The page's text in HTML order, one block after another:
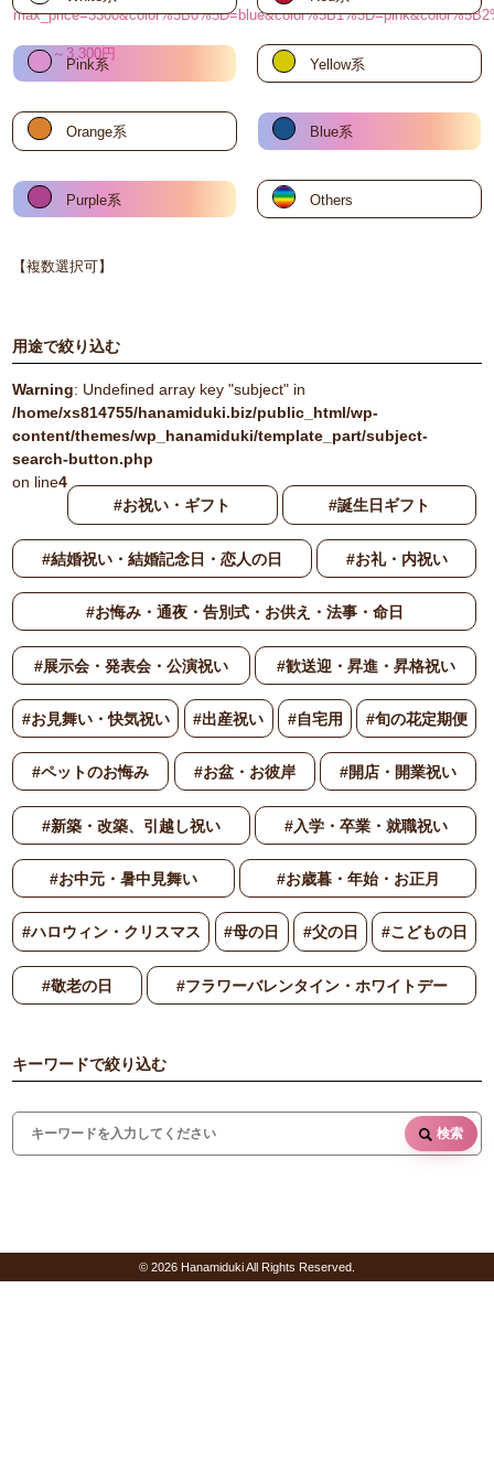
～3,300円
Pink系 Yellow系
Orange系 Blue系
Purple系 Others
【複数選択可】
用途で絞り込む
Warning: Undefined array key "subject" in
/home/xs814755/hanamiduki.biz/public_html/wp-
content/themes/wp_hanamiduki/template_part/subject-
search-button.php
on line4
#お祝い・ギフト
#誕生日ギフト
#結婚祝い・結婚記念日・恋人の日 #お礼・内祝い
#お悔み・通夜・告別式・お供え・法事・命日
#展示会・発表会・公演祝い #歓送迎・昇進・昇格祝い
#お見舞い・快気祝い #出産祝い #自宅用 #旬の花定期便
#ペットのお悔み #お盆・お彼岸 #開店・開業祝い
#新築・改築、引越し祝い #入学・卒業・就職祝い
#お中元・暑中見舞い #お歳暮・年始・お正月
#ハロウィン・クリスマス #母の日 #父の日 #こどもの日
#敬老の日 #フラワーバレンタイン・ホワイトデー
キーワードで絞り込む
検索
© 2026 Hanamiduki All Rights Reserved.